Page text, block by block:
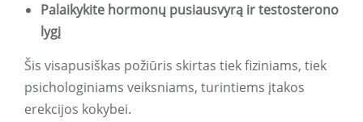
Palaikykite hormonų pusiausvyrą ir testosterono
lygį
Šis visapusiškas požiūris skirtas tiek fiziniams, tiek
psichologiniams veiksniams, turintiems įtakos
erekcijos kokybei.